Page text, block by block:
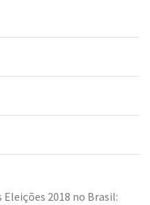
2018 no Brasil: